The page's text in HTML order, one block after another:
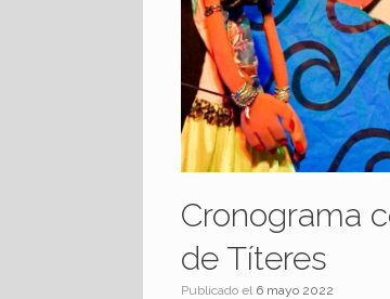
Cronograma
de Títeres
Publicado el 6 mayo 2022